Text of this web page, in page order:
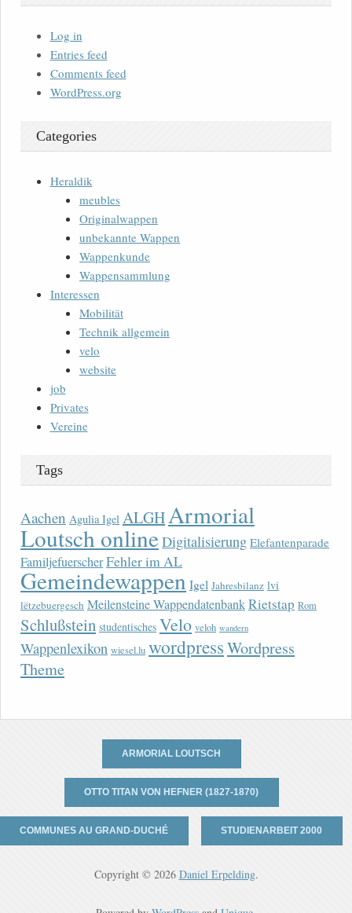
Log in
Entries feed
Comments feed
WordPress.org
Categories
Heraldik
meubles
Originalwappen
unbekannte Wappen
Wappenkunde
Wappensammlung
Interessen
Mobilität
Technik allgemein
velo
website
job
Privates
Vereine
Tags
Aachen Agulia Igel ALGHArmorial
Loutsch onlineDigitalisierung Elefantenparade
FamiljefuerscherFehler im AL
Gemeindewappen Igel Jahresbilanz lvi
lëtzebuergesch Meilensteine WappendatenbankRietstap Rom
Schlußstein studentisches Velo veloh wandern
Wappenlexikon wiesel.lu wordpressWordpress
Theme
ARMORIAL LOUTSCH
OTTO TITAN VON HEFNER (1827-1870)
COMMUNES AU GRAND-DUCHÉ STUDIENARBEIT 2000
Copyright © 2026 Daniel Erpelding.